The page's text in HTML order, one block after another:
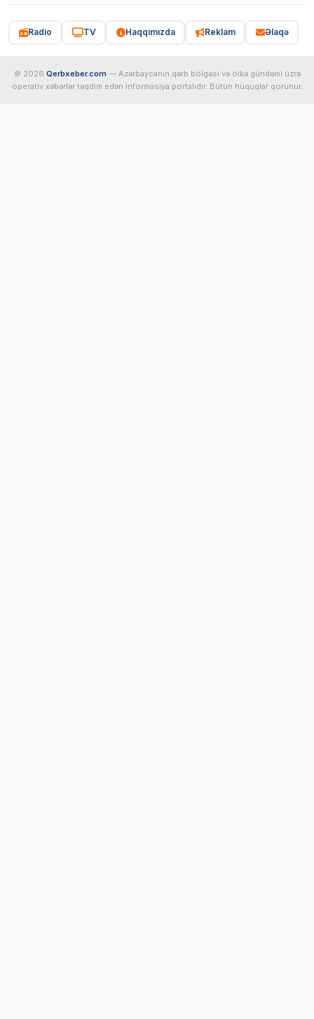
Radio TV Haqqımızda Reklam Əlaqə
© 2026 Qerbxeber.com — Azərbaycanın qərb bölgəsi və ölkə gündəmi üzrə
operativ xəbərlər təqdim edən informasiya portalıdır. Bütün hüquqlar qorunur.